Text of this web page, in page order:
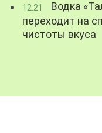
12:21
Водка
переходит на
чистоты вкуса